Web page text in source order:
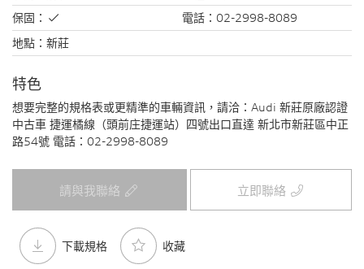
保固： 電話： 02-2998-8089
地點： 新莊
特色
想要完整的規格表或更精準的車輛資訊，請洽：Audi 新莊原廠認證
中古車 捷運橘線（頭前庄捷運站）四號出口直達 新北市新莊區中正
路54號 電話：02-2998-8089
請與我聯絡 立即聯絡
下載規格 收藏